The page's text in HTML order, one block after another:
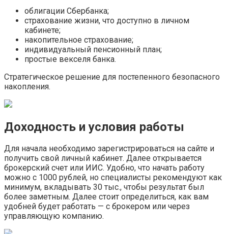
облигации Сбербанка;
страхование жизни, что доступно в личном
кабинете;
накопительное страхование;
индивидуальный пенсионный план;
простые векселя банка.
Стратегическое решение для постепенного безопасного
накопления.
Доходность и условия работы
Для начала необходимо зарегистрироваться на сайте и
получить свой личный кабинет. Далее открывается
брокерский счет или ИИС. Удобно, что начать работу
можно с 1000 рублей, но специалисты рекомендуют как
минимум, вкладывать 30 тыс., чтобы результат был
более заметным. Далее стоит определиться, как вам
удобней будет работать — с брокером или через
управляющую компанию.